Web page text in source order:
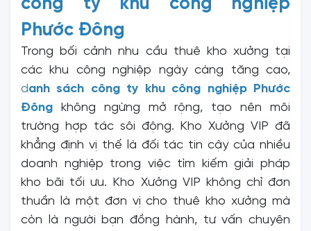
công ty khu công nghiệp
Phước Đông
Trong bối cảnh nhu cầu thuê kho xưởng tại
các khu công nghiệp ngày càng tăng cao,
danh sách công ty khu công nghiệp Phước
Đông không ngừng mở rộng, tạo nên môi
trường hợp tác sôi động. Kho Xưởng VIP đã
khẳng định vị thế là đối tác tin cậy của nhiều
doanh nghiệp trong việc tìm kiếm giải pháp
kho bãi tối ưu. Kho Xưởng VIP không chỉ đơn
thuần là một đơn vị cho thuê kho xưởng mà
còn là người bạn đồng hành, tư vấn chuyên